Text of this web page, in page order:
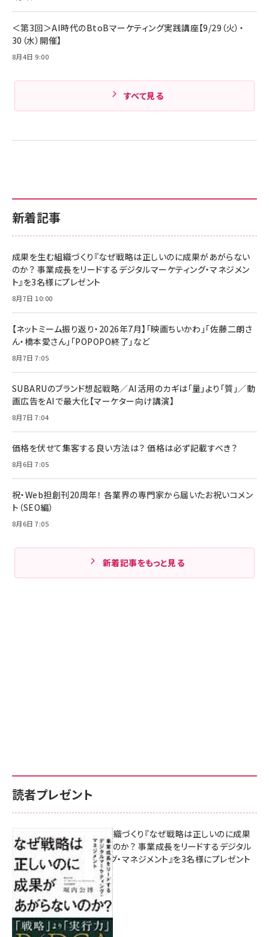
新着記事
成果を生む組織づくり『なぜ戦略は正しいのに成果があがらない
のか？ 事業成長をリードするデジタルマーケティング・マネジメン
ト』を3名様にプレゼント
8月7日 10:00
【ネットミーム振り返り・2026年7月】「映画ちいかわ」「佐藤二朗さ
ん・橋本愛さん」「POPOPO終了」など
8月7日 7:05
SUBARUのブランド想起戦略／AI活用のカギは「量」より「質」／動
画広告をAIで最大化【マーケター向け講演】
8月7日 7:04
価格を伏せて集客する良い方法は？ 価格は必ず記載すべき？
8月6日 7:05
祝・Web担創刊20周年！ 各業界の専門家から届いたお祝いコメン
ト（SEO編）
8月6日 7:05
新着記事をもっと見る
読者プレゼント
成果を生む組織づくり『なぜ戦略は正しいのに成果
があがらないのか？ 事業成長をリードするデジタル
マーケティング・マネジメント』を3名様にプレゼント
8月7日 10:00
＜第3回＞AI時代のBtoBマーケティング実践講座【9/29（火）・
30（水）開催】
8月4日 9:00
すべて見る